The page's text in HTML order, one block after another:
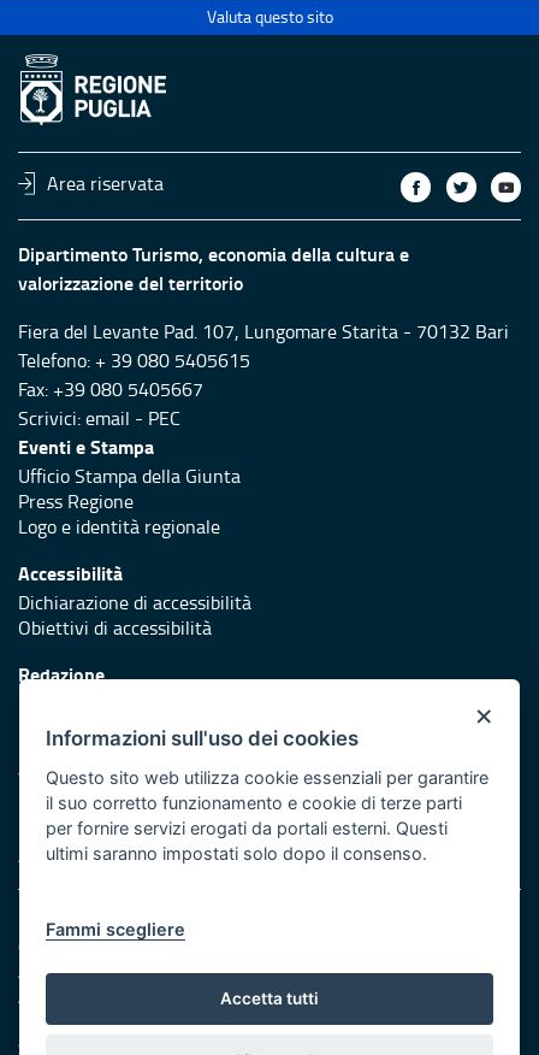
Valuta questo sito
Area riservata
Dipartimento Turismo, economia della cultura e
valorizzazione del territorio
Fiera del Levante Pad. 107, Lungomare Starita - 70132 Bari
Telefono: + 39 080 5405615
Fax: +39 080 5405667
Scrivici:email - PEC
Eventi e Stampa
Ufficio Stampa della Giunta
Press Regione
Logo e identità regionale
Accessibilità
Dichiarazione di accessibilità
Obiettivi di accessibilità
Redazione
Protezione civile
Vai al sito di Protezione Civile Puglia
Iniziativa finanziata con risorse del POR Puglia 2014/2020 -
Asse XI
Note legali
Cookie e privacy
Amministrazione trasparente
Atti di notifica
Feed RSS
Servizi intranet
×
Informazioni sull'uso dei cookies
Questo sito web utilizza cookie essenziali per garantire
il suo corretto funzionamento e cookie di terze parti
per fornire servizi erogati da portali esterni. Questi
ultimi saranno impostati solo dopo il consenso.
Fammi scegliere
Accetta tutti